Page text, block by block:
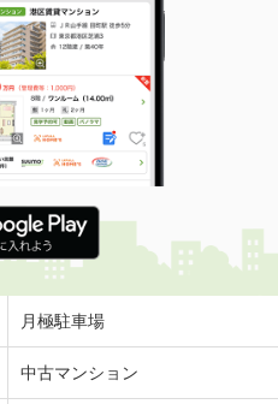
月極駐車場
中古マンション